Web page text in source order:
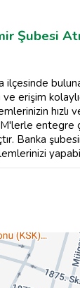
Şubesi
erişim
entegre
Banka